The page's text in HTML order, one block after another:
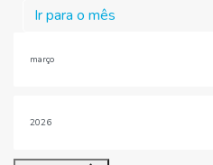
Ir para o mês